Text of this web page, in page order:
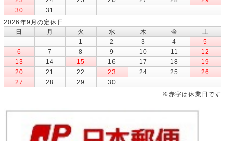
30
31
2026年9月の定休日
日
月 火 水 木 金
土
1
2 3 4
5
6
7 8 9 10 11
12
13
14 15 16 17 18
19
20
21 22 23 24 25
26
27
28 29
30
※赤字は休業日です